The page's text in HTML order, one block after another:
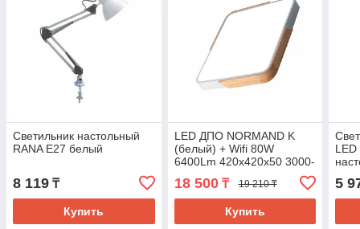
Светильник настольный
RANA Е27 белый
8 119 ₸
Купить
LED ДПО NORMAND K
(белый) + Wifi 80W
6400Lm 420x420х50 3000-
6500K IP20 MEGALIGHT
(20) NEW
18 500₸ 19 210 ₸
Купить
5